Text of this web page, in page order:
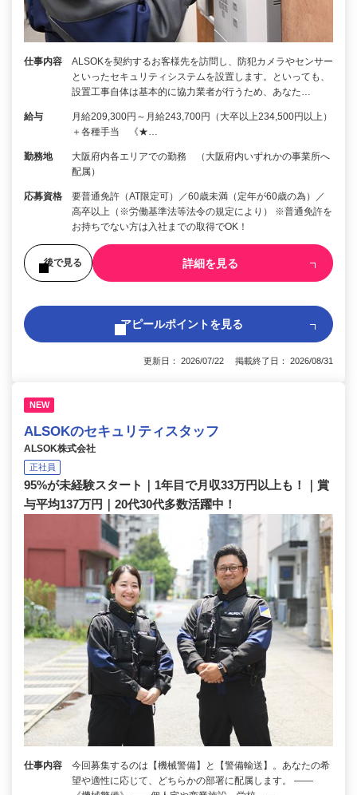
仕事内容
ALSOKを契約するお客様先を訪問し、防犯カメラやセンサー
といったセキュリティシステムを設置します。といっても、
設置工事自体は基本的に協力業者が行うため、あなた…
給与
月給209,300円～月給243,700円（大卒以上234,500円以上）
＋各種手当 《★…
勤務地
大阪府内各エリアでの勤務 （大阪府内いずれかの事業所へ
配属）
応募資格
要普通免許（AT限定可）／60歳未満（定年が60歳の為）／
高卒以上（※労働基準法等法令の規定により） ※普通免許を
お持ちでない方は入社までの取得でOK！
後で見る 詳細を見る
アピールポイントを見る
更新日： 2026/07/22 掲載終了日： 2026/08/31
NEW
ALSOKのセキュリティスタッフ
ALSOK株式会社
正社員
95%が未経験スタート｜1年目で月収33万円以上も！｜賞
与平均137万円｜20代30代多数活躍中！
仕事内容
今回募集するのは【機械警備】と【警備輸送】。あなたの希
望や適性に応じて、どちらかの部署に配属します。 ――